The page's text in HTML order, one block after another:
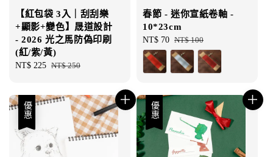
【紅包袋 3入｜刮刮樂
+顯影+變色】晟道設計
- 2026 光之馬防偽印刷
(紅/紫/黃)
Sale
NT$ 225 Regular
NT$ 250
春節 - 迷你宣紙卷軸 -
10*23cm
Sale
price
NT$ 70 Regular
price
NT$ 100
優惠 優惠